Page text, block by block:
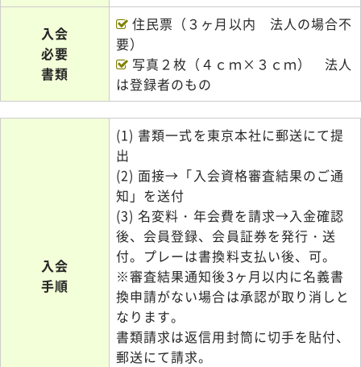
入会
必要
書類
住民票（３ヶ月以内 法人の場合不
要）
写真２枚（４ｃｍ×３ｃｍ） 法人
は登録者のもの
入会
手順
(1) 書類一式を東京本社に郵送にて提
出
(2) 面接→「入会資格審査結果のご通
知」を送付
(3) 名変料・年会費を請求→入金確認
後、会員登録、会員証券を発行・送
付。プレーは書換料支払い後、可。
※審査結果通知後3ヶ月以内に名義書
換申請がない場合は承認が取り消しと
なります。
書類請求は返信用封筒に切手を貼付、
郵送にて請求。